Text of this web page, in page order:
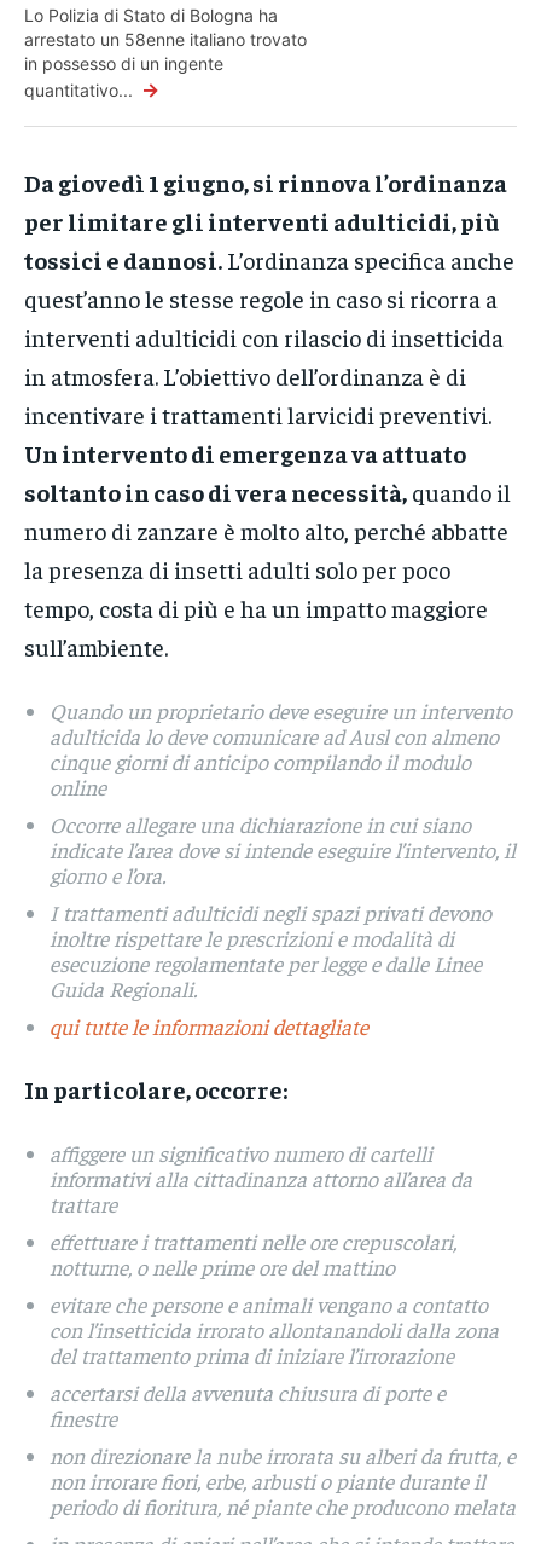
Lo Polizia di Stato di Bologna ha
arrestato un 58enne italiano trovato
in possesso di un ingente
quantitativo... →
Da giovedì 1 giugno, si rinnova l’ordinanza
per limitare gli interventi adulticidi, più
tossici e dannosi. L’ordinanza specifica anche
quest’anno le stesse regole in caso si ricorra a
interventi adulticidi con rilascio di insetticida
in atmosfera. L’obiettivo dell’ordinanza è di
incentivare i trattamenti larvicidi preventivi.
Un intervento di emergenza va attuato
soltanto in caso di vera necessità, quando il
numero di zanzare è molto alto, perché abbatte
la presenza di insetti adulti solo per poco
tempo, costa di più e ha un impatto maggiore
sull’ambiente.
Quando un proprietario deve eseguire un intervento
adulticida lo deve comunicare ad Ausl con almeno
cinque giorni di anticipo compilando il modulo
online
Occorre allegare una dichiarazione in cui siano
indicate l’area dove si intende eseguire l’intervento, il
giorno e l’ora.
I trattamenti adulticidi negli spazi privati devono
inoltre rispettare le prescrizioni e modalità di
esecuzione regolamentate per legge e dalle Linee
Guida Regionali.
qui tutte le informazioni dettagliate
In particolare, occorre:
affiggere un significativo numero di cartelli
informativi alla cittadinanza attorno all’area da
trattare
effettuare i trattamenti nelle ore crepuscolari,
notturne, o nelle prime ore del mattino
evitare che persone e animali vengano a contatto
con l’insetticida irrorato allontanandoli dalla zona
del trattamento prima di iniziare l’irrorazione
accertarsi della avvenuta chiusura di porte e
finestre
non direzionare la nube irrorata su alberi da frutta, e
non irrorare fiori, erbe, arbusti o piante durante il
periodo di fioritura, né piante che producono melata